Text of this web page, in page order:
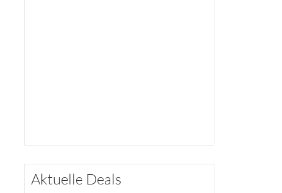
Aktuelle Deals